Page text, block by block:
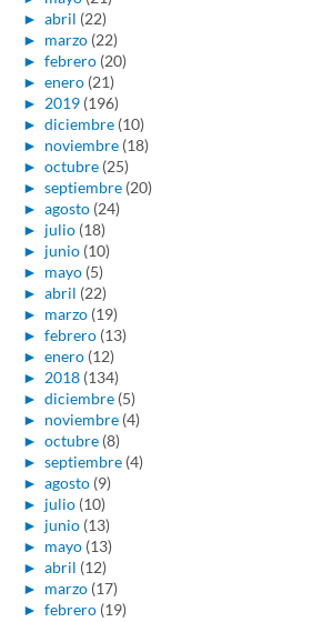
► abril (22)
► marzo (22)
► febrero (20)
► enero (21)
► 2019 (196)
► diciembre (10)
► noviembre (18)
► octubre (25)
► septiembre (20)
► agosto (24)
► julio (18)
► junio (10)
► mayo (5)
► abril (22)
► marzo (19)
► febrero (13)
► enero (12)
► 2018 (134)
► diciembre (5)
► noviembre (4)
► octubre (8)
► septiembre (4)
► agosto (9)
► julio (10)
► junio (13)
► mayo (13)
► abril (12)
► marzo (17)
► febrero (19)